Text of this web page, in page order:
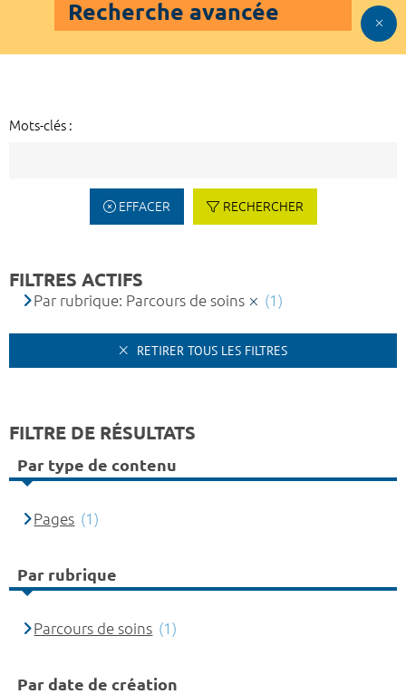
Recherche avancée
Mots-clés :
EFFACER RECHERCHER
FILTRES ACTIFS
Par rubrique: Parcours de soins (1)
RETIRER TOUS LES FILTRES
FILTRE DE RÉSULTATS
Par type de contenu
Pages (1)
Par rubrique
Parcours de soins (1)
Par date de création